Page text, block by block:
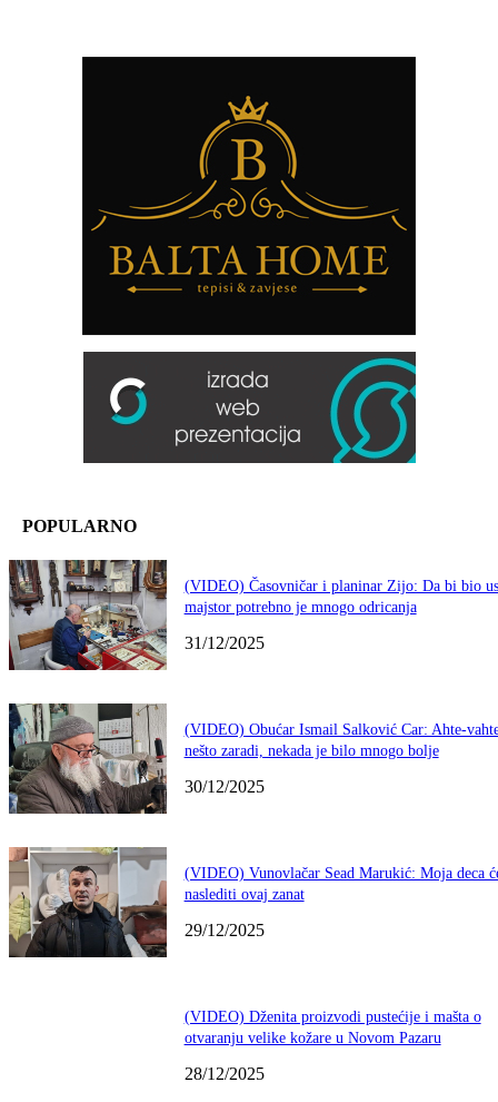
POPULARNO
(VIDEO) Časovničar i planinar Zijo: Da bi bio
majstor potrebno je mnogo odricanja
31/12/2025
(VIDEO) Obućar Ismail Salković Car: Ahte-
nešto zaradi, nekada je bilo mnogo bolje
30/12/2025
(VIDEO) Vunovlačar Sead Marukić: Moja deca
naslediti ovaj zanat
29/12/2025
(VIDEO) Dženita proizvodi pustećije i mašta o
otvaranju velike kožare u Novom Pazaru
28/12/2025